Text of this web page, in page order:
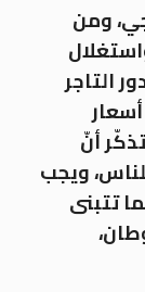
ومن
التاجر
أنّ
ويجب
تتبنى